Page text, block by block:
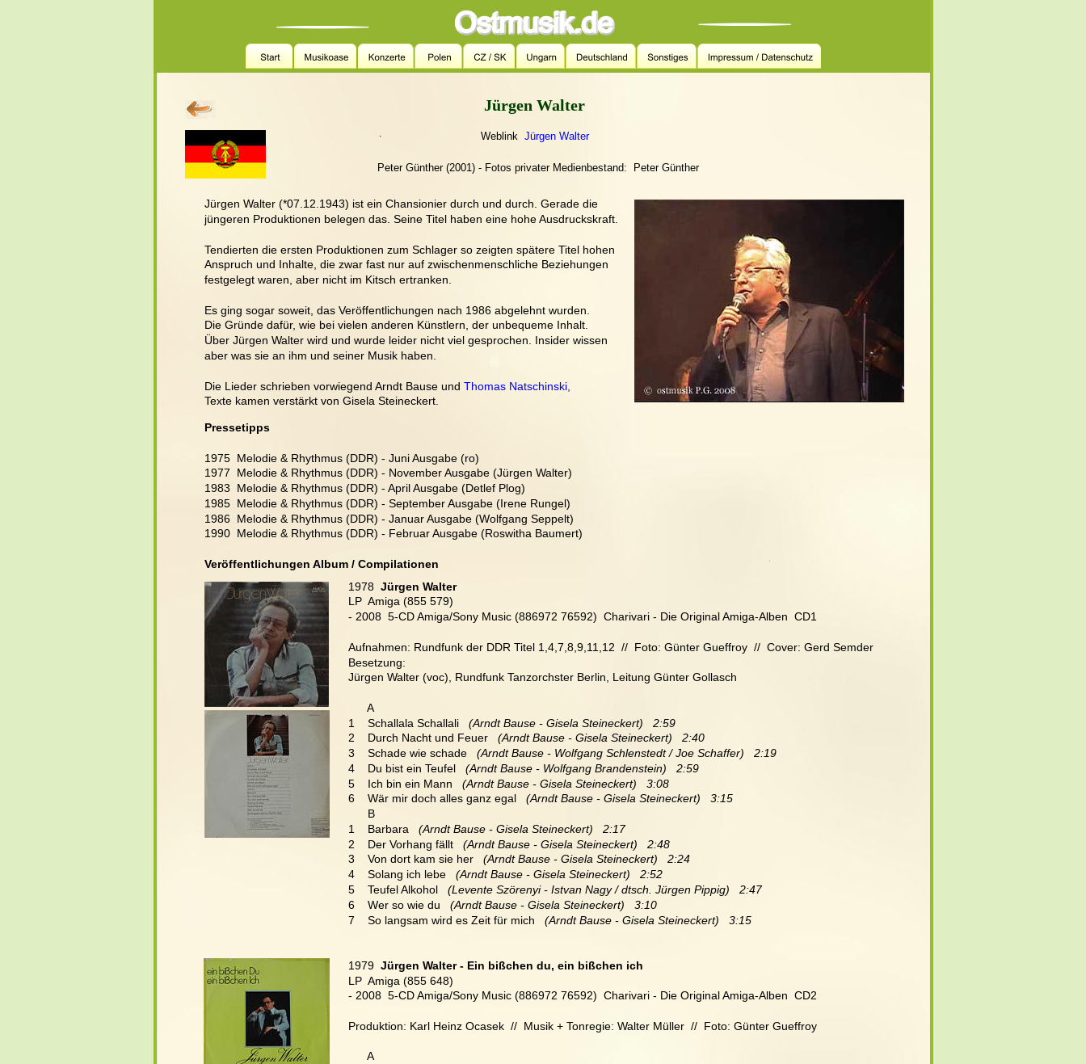
Jürgen Walter
Peter Günther (2001) - Fotos privater Medienbestand:  Peter Günther
.
.
Pressetipps
1975  Melodie & Rhythmus (DDR) - Juni Ausgabe (ro)
1977  Melodie & Rhythmus (DDR) - November Ausgabe (Jürgen Walter)
1983  Melodie & Rhythmus (DDR) - April Ausgabe (Detlef Plog)
1985  Melodie & Rhythmus (DDR) - September Ausgabe (Irene Rungel)
1986  Melodie & Rhythmus (DDR) - Januar Ausgabe (Wolfgang Seppelt)
1990  Melodie & Rhythmus (DDR) - Februar Ausgabe (Roswitha Baumert)
Veröffentlichungen Album / Compilationen
1978
  Jürgen Walter
LP  Amiga (855 579)
- 2008  5-CD Amiga/Sony Music (886972 76592)  Charivari - Die Original Amiga-Alben  CD1
Aufnahmen: Rundfunk der DDR Titel 1,4,7,8,9,11,12  //  Foto: Günter Gueffroy  //  Cover: Gerd Semder
Besetzung:
Jürgen Walter (voc), Rundfunk Tanzorchster Berlin, Leitung Günter Gollasch
      A
1    Schallala Schallali
  (Arndt Bause - Gisela Steineckert)   2:59
2    Durch Nacht und Feuer
(Arndt Bause - Gisela Steineckert)   2:40
3    Schade wie schade
  (Arndt Bause - Wolfgang Schlenstedt / Joe Schaffer)   2:19
4    Du bist ein Teufel (Arndt Bause - Wolfgang Brandenstein)   2:59
5    Ich bin ein Mann (Arndt Bause - Gisela Steineckert)   3:08
6    Wär mir doch alles ganz egal (Arndt Bause - Gisela Steineckert)   3:15
      B
1    Barbara (Arndt Bause - Gisela Steineckert)   2:17
2    Der Vorhang fällt (Arndt Bause - Gisela Steineckert)   2:48
3    Von dort kam sie her (Arndt Bause - Gisela Steineckert)   2:24
4    Solang ich lebe (Arndt Bause - Gisela Steineckert)   2:52
5    Teufel Alkohol
(Levente Szörenyi - Istvan Nagy / dtsch. Jürgen Pippig)   2:47
6    Wer so wie du
(Arndt Bause - Gisela Steineckert)   3:10
7    So langsam wird es Zeit für mich
  (Arndt Bause - Gisela Steineckert)   3:15
1979
  Jürgen Walter - Ein bißchen du, ein bißchen ich
LP  Amiga (855 648)
- 2008  5-CD Amiga/Sony Music (886972 76592)  Charivari - Die Original Amiga-Alben  CD2
Produktion: Karl Heinz Ocasek  //  Musik + Tonregie: Walter Müller  //  Foto: Günter Gueffroy
      A
Weblink Jürgen Walter
Jürgen Walter (*07.12.1943) ist ein Chansionier durch und durch. Gerade die
jüngeren Produktionen belegen das. Seine Titel haben eine hohe Ausdruckskraft.
Tendierten die ersten Produktionen zum Schlager so zeigten spätere Titel hohen
Anspruch und Inhalte, die zwar fast nur auf zwischenmenschliche Beziehungen
festgelegt waren, aber nicht im Kitsch ertranken.
Es ging sogar soweit, das Veröffentlichungen nach 1986 abgelehnt wurden.
Die Gründe dafür, wie bei vielen anderen Künstlern, der unbequeme Inhalt.
Über Jürgen Walter wird und wurde leider nicht viel gesprochen. Insider wissen
aber was sie an ihm und seiner Musik haben.
Die Lieder schrieben vorwiegend Arndt Bause und Thomas Natschinski,
Texte kamen verstärkt von Gisela Steineckert.